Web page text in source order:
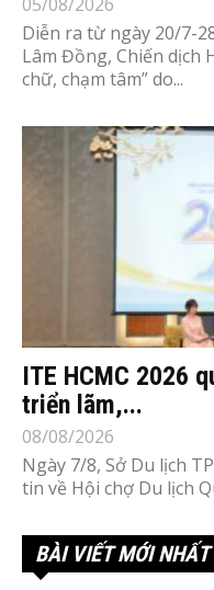
Diễn ra từ ngày 20/7-
Lâm Đồng, Chiến dịch
chữ, chạm tâm” do...
ITE HCMC 2026
triển lãm,...
08/08/2026
Ngày 7/8, Sở Du lịch
tin về Hội chợ Du lịch
BÀI VIẾT MỚI NHẤT